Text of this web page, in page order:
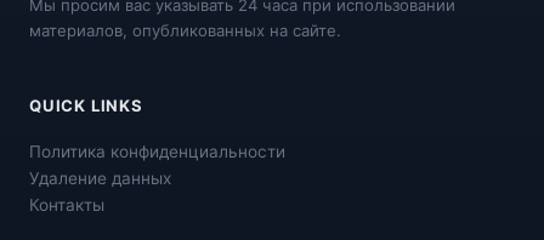
Мы просим вас указывать 24 часа при использовании
материалов, опубликованных на сайте.
QUICK LINKS
Политика конфиденциальности
Удаление данных
Контакты